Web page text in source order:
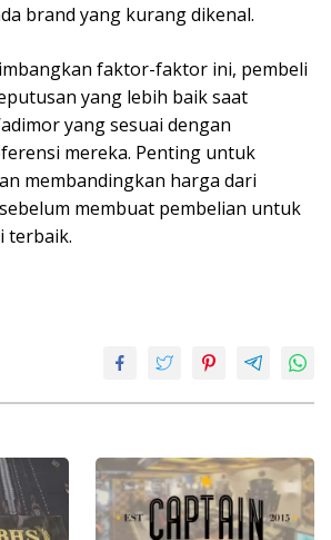
brand yang kurang dikenal.
faktor-faktor ini, pembeli
yang lebih baik saat
yang sesuai dengan
mereka. Penting untuk
membandingkan harga dari
membuat pembelian untuk
terbaik.